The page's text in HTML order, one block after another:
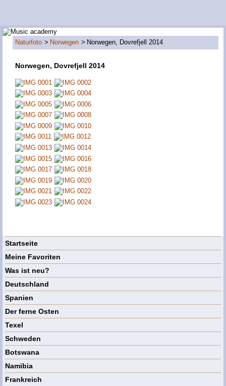
Naturfoto Norwegen Norwegen, Dovrefjell 2014
Norwegen, Dovrefjell 2014
Startseite
Meine Favoriten
Was ist neu?
Deutschland
Spanien
Der ferne Osten
Texel
Schweden
Botswana
Namibia
Frankreich